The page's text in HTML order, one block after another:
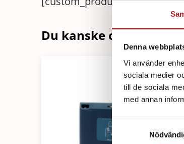
Denna
Vi använder
sociala medier
till de sociala
med annan
Samtyckesval
Du kanske också är